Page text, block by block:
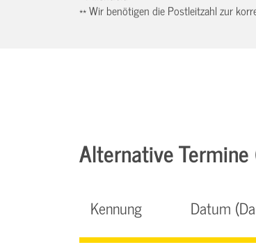
** Wir benötigen die Postleitzahl zur
Alternative
Kennung Datum